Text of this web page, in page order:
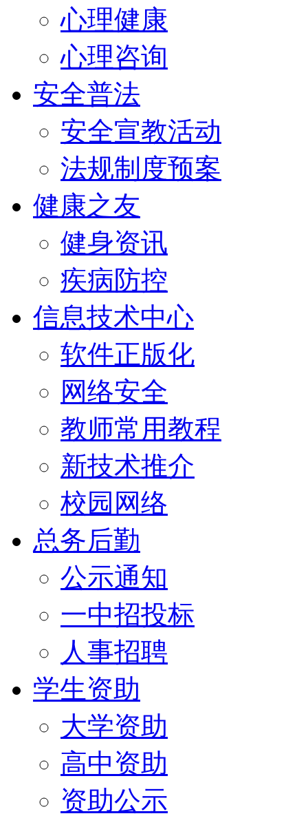
心理健康
心理咨询
安全普法
安全宣教活动
法规制度预案
健康之友
健身资讯
疾病防控
信息技术中心
软件正版化
网络安全
教师常用教程
新技术推介
校园网络
总务后勤
公示通知
一中招投标
人事招聘
学生资助
大学资助
高中资助
资助公示